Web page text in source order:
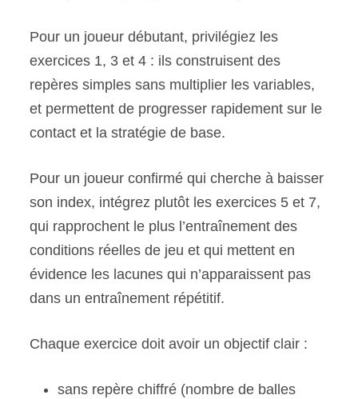
Pour un joueur débutant, privilégiez les
exercices 1, 3 et 4 : ils construisent des
repères simples sans multiplier les variables,
et permettent de progresser rapidement sur le
contact et la stratégie de base.
Pour un joueur confirmé qui cherche à baisser
son index, intégrez plutôt les exercices 5 et 7,
qui rapprochent le plus l’entraînement des
conditions réelles de jeu et qui mettent en
évidence les lacunes qui n’apparaissent pas
dans un entraînement répétitif.
Chaque exercice doit avoir un objectif clair :
sans repère chiffré (nombre de balles